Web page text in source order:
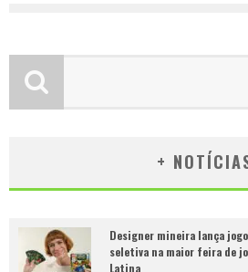
+
Designer mineira lança
seletiva na maior feira de
Latina